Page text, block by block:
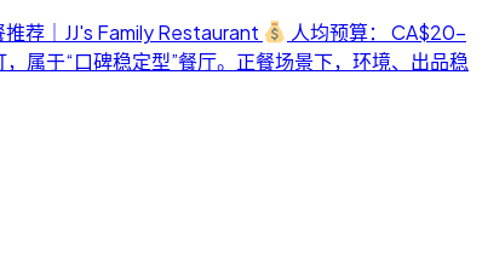
推荐｜JJ's Family Restaurant
人均预算： CA$20-
属于“口碑稳定型”餐厅。正餐场景下，环境、出品稳